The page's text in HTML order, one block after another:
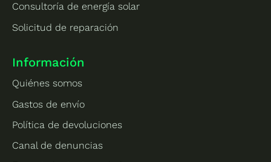
Consultoría de energía solar
Solicitud de reparación
Información
Quiénes somos
Gastos de envío
Política de devoluciones
Canal de denuncias